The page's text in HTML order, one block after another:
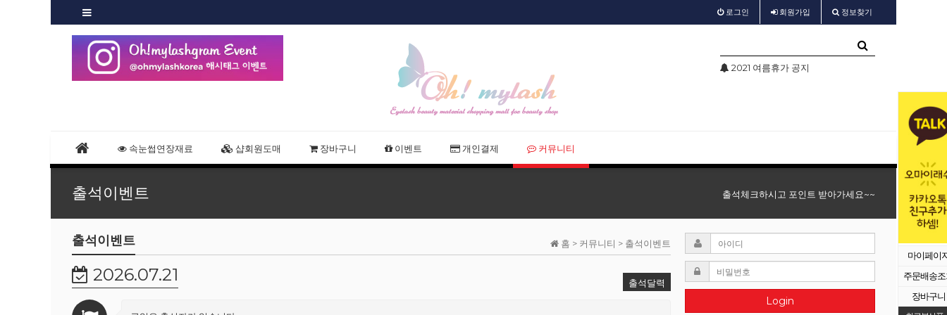
마이페이
주문배송
장바구니
로그인 회원가입 정보찾기
2021 여름휴가 공지
속눈썹연장재료 샵회원도매 장바구니 이벤트 개인결제 커뮤니티
출석이벤트 출석체크하시고 포인트 받아가세요~~
홈 > 커뮤니티 > 출석이벤트
출석이벤트
2026.07.21 출석달력
Login